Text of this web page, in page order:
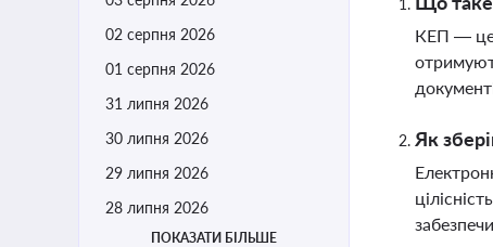
02 серпня 2026
01 серпня 2026
31 липня 2026
30 липня 2026
29 липня 2026
28 липня 2026
ПОКАЗАТИ БІЛЬШЕ
КЕП — це
Як